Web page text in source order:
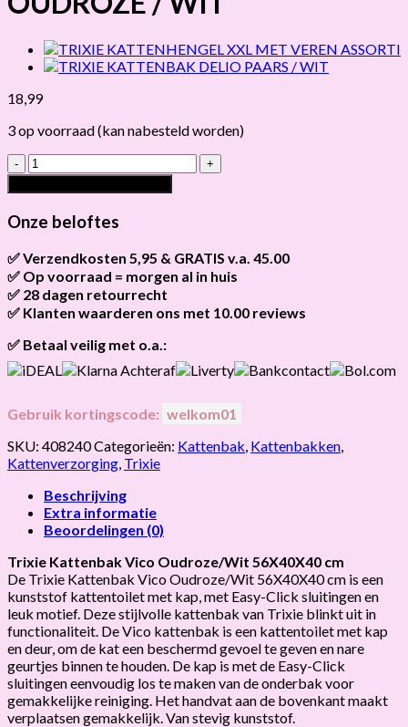
18,99
3 op voorraad (kan nabesteld worden)
TRIXIE
KATTENBAK
VICO
OUDROZE
/
hoeveelheid
Onze beloftes
✅ Verzendkosten 5,95 & GRATIS v.a. 45.00
Brievenbus verzendingen zijn 3,95, een pakket 5,95 en
bestellingen v.a. 45,00 worden gratis verzonden.
✅ Op voorraad = morgen al in huis
Als het product op voorraad is en je bestelt vóór 13:00, wordt
hetvandaag nog verzonden.
✅ 28 dagen retourrecht
Niet tevreden? Geen probleem! Je hebt28 dagen
✅ Klanten waarderen ons met 10.00 reviews
✅ Betaal veilig met o.a.:
Gebruik kortingscode: welkom01
SKU: 408240Categorieën: Kattenbak Kattenbakken
Kattenverzorging Trixie
Beschrijving
Extra informatie
Beoordelingen (0)
Trixie Kattenbak Vico Oudroze/Wit 56X40X40 cm
De Trixie Kattenbak Vico Oudroze/Wit 56X40X40 cm is een
kunststof kattentoilet met kap, met Easy-Click sluitingen en
leuk motief. Deze stijlvolle kattenbak van Trixie blinkt uit in
functionaliteit. De Vico kattenbak is een kattentoilet met kap
en deur, om de kat een beschermd gevoel te geven en nare
geurtjes binnen te houden. De kap is met de Easy-Click
sluitingen eenvoudig los te maken van de onderbak voor
gemakkelijke reiniging. Het handvat aan de bovenkant maakt
verplaatsen gemakkelijk. Van stevig kunststof.